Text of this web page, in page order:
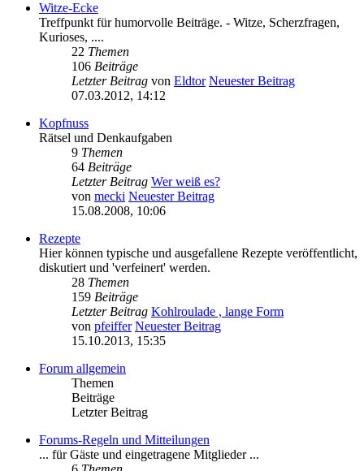
Witze-Ecke
Treffpunkt für humorvolle Beiträge. - Witze, Scherzfragen,
Kurioses, ....
22 Themen
106 Beiträge
Letzter Beitrag von Eldtor Neuester Beitrag
07.03.2012, 14:12
Kopfnuss
Rätsel und Denkaufgaben
9 Themen
64 Beiträge
Letzter Beitrag Wer weiß es?
von mecki Neuester Beitrag
15.08.2008, 10:06
Rezepte
Hier können typische und ausgefallene Rezepte veröffentlicht,
diskutiert und 'verfeinert' werden.
28 Themen
159 Beiträge
Letzter Beitrag Kohlroulade , lange Form
von pfeiffer Neuester Beitrag
15.10.2013, 15:35
Forum allgemein
Themen
Beiträge
Letzter Beitrag
Forums-Regeln und Mitteilungen
... für Gäste und eingetragene Mitglieder ...